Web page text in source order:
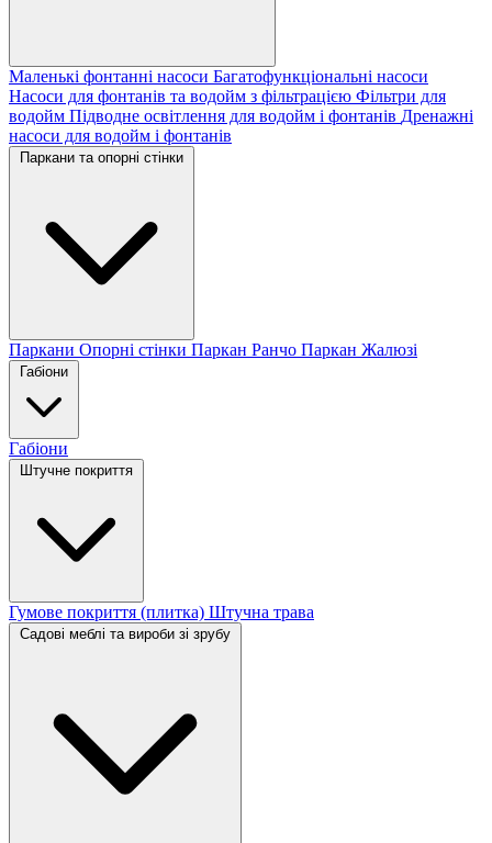
Маленькі фонтанні насоси Багатофункціональні насоси
Насоси для фонтанів та водойм з фільтрацією Фільтри для
водойм Підводне освітлення для водойм і фонтанів Дренажні
насоси для водойм і фонтанів
Паркани та опорні стінки
Паркани Опорні стінки Паркан Ранчо Паркан Жалюзі
Габіони
Габіони
Штучне покриття
Гумове покриття (плитка) Штучна трава
Садові меблі та вироби зі зрубу